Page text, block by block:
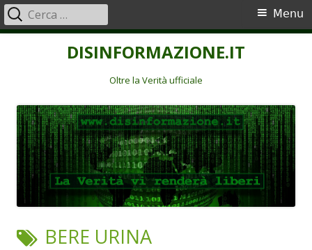
DISINFORMAZIONE.IT
Oltre la Verità ufficiale
Menu
principale
Menu
Ricerca
per:
TAG:
BERE URINA